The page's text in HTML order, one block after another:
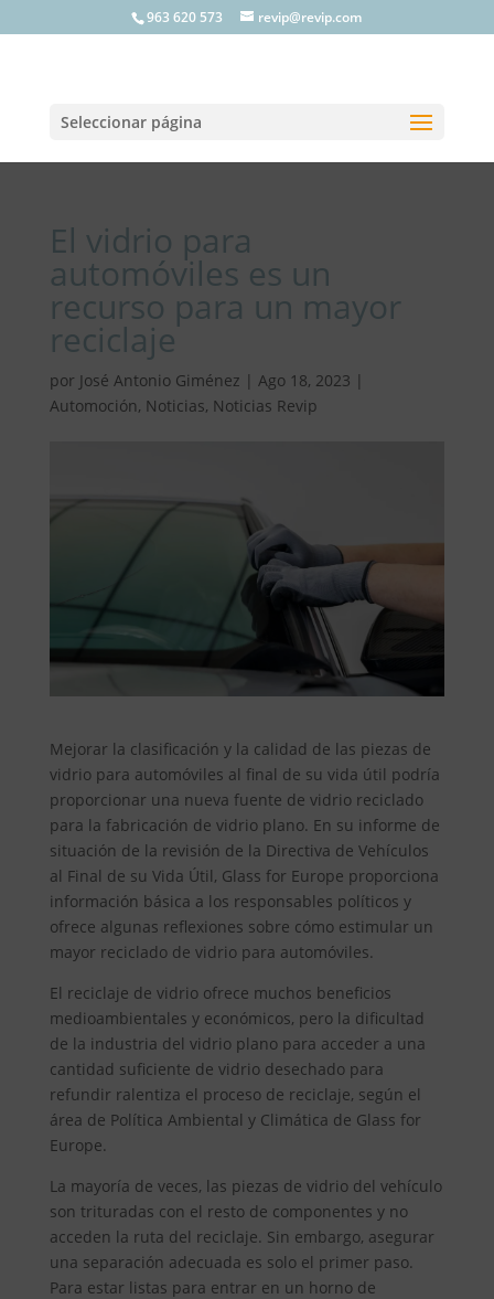
963 620 573 revip@revip.com
Seleccionar página
El vidrio para
automóviles es un
recurso para un mayor
reciclaje
por José Antonio Giménez | Ago 18, 2023 |
Automoción, Noticias, Noticias Revip
Mejorar la clasificación y la calidad de las piezas de
vidrio para automóviles al final de su vida útil podría
proporcionar una nueva fuente de vidrio reciclado
para la fabricación de vidrio plano. En su informe de
situación de la revisión de la Directiva de Vehículos
al Final de su Vida Útil, Glass for Europe proporciona
información básica a los responsables políticos y
ofrece algunas reflexiones sobre cómo estimular un
mayor reciclado de vidrio para automóviles.
El reciclaje de vidrio ofrece muchos beneficios
medioambientales y económicos, pero la dificultad
de la industria del vidrio plano para acceder a una
cantidad suficiente de vidrio desechado para
refundir ralentiza el proceso de reciclaje, según el
área de Política Ambiental y Climática de Glass for
Europe.
La mayoría de veces, las piezas de vidrio del vehículo
son trituradas con el resto de componentes y no
acceden la ruta del reciclaje. Sin embargo, asegurar
una separación adecuada es solo el primer paso.
Para estar listas para entrar en un horno de